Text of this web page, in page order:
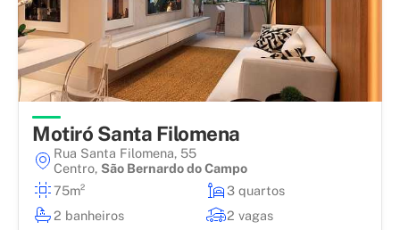
Motiró Santa Filomena
Rua Santa Filomena, 55
Centro, São Bernardo do Campo
75m²
3 quartos
2 banheiros
2 vagas